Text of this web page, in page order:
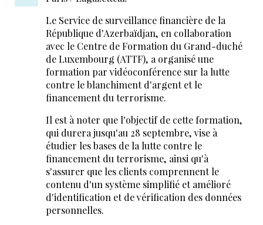
Le Service de surveillance financière de la
République d'Azerbaïdjan, en collaboration
avec le Centre de Formation du Grand-duché
de Luxembourg (ATTF), a organisé une
formation par vidéoconférence sur la lutte
contre le blanchiment d'argent et le
financement du terrorisme.
Il est à noter que l'objectif de cette formation,
qui durera jusqu'au 28 septembre, vise à
étudier les bases de la lutte contre le
financement du terrorisme, ainsi qu'à
s'assurer que les clients comprennent le
contenu d'un système simplifié et amélioré
d'identification et de vérification des données
personnelles.